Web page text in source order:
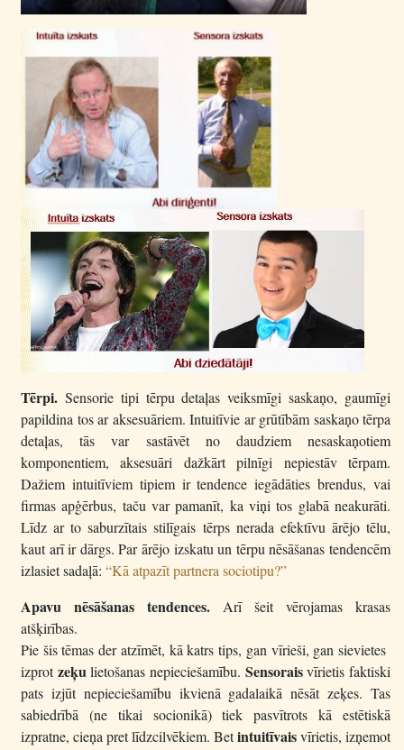
Tērpi. Sensorie tipi tērpu detaļas veiksmīgi saskaņo, gaumīgi
papildina tos ar aksesuāriem. Intuitīvie ar grūtībām saskaņo tērpa
detaļas, tās var sastāvēt no daudziem nesaskaņotiem
komponentiem, aksesuāri dažkārt pilnīgi nepiestāv tērpam.
Dažiem intuitīviem tipiem ir tendence iegādāties brendus, vai
firmas apģērbus, taču var pamanīt, ka viņi tos glabā neakurāti.
Līdz ar to saburzītais stilīgais tērps nerada efektīvu ārējo tēlu,
kaut arī ir dārgs. Par ārējo izskatu un tērpu nēsāšanas tendencēm
izlasiet sadaļā: “Kā atpazīt partnera sociotipu?”
Apavu nēsāšanas tendences. Arī šeit vērojamas krasas
atšķirības.
Pie šis tēmas der atzīmēt, kā katrs tips, gan vīrieši, gan sievietes
izprotzeķulietošanas nepieciešamību. Sensoraisvīrietis faktiski
pats izjūt nepieciešamību ikvienā gadalaikā nēsāt zeķes. Tas
sabiedrībā (ne tikai socionikā) tiek pasvītrots kā estētiskā
izpratne, cieņa pret līdzcilvēkiem. Betintuitīvaisvīrietis, izņemot